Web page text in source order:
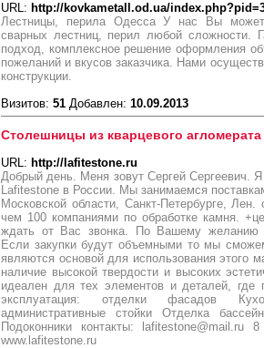
URL: http://kovkametall.od.ua/
Лестницы, перила Одесса У нас Вы можете
сварных лестниц, перил любой сложности.
подход, комплексное решение оформления
пожеланий и вкусов заказчика. Нами
конструкции.
Визитов: 51 Добавлен: 10.09.2013
Столешницы из кварцевого агломерата
URL: http://lafitestone.ru
Добрый день. Меня зовут Сергей Сергеевич.
Lafitestone в России. Мы занимаемся
Московской области, Санкт-Петербурге,
чем 100 компаниями по обработке камня.
ждать от Вас звонка. По Вашему желанию
Если закупки будут объемными то мы
являются основой для использования этого
наличие высокой твердости и высоких
идеален для тех элементов и деталей, где
эксплуатация: отделки фасадов
административные стойки Отделка
Подоконники контакты: lafitestone@mail.ru
www.lafitestone.ru